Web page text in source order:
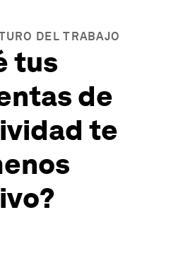
DEL TRABAJO
tus
de
te